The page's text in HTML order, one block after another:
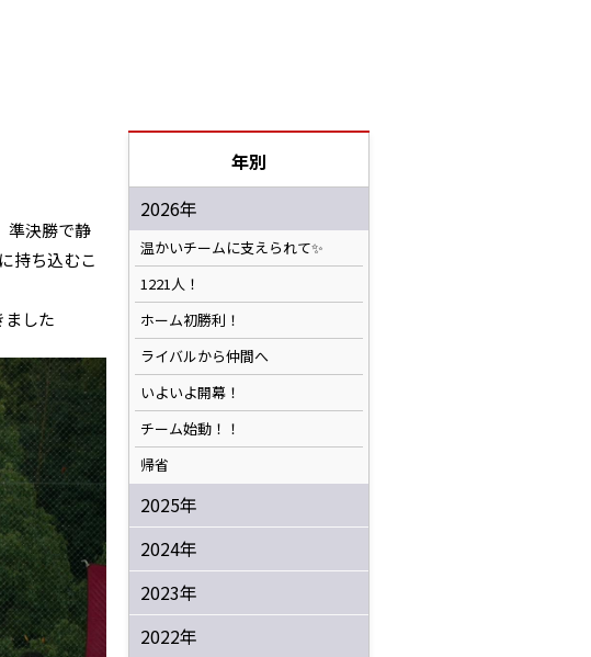
準決勝で静
持ち込むこ
ました
年別
2026年
温かいチームに支えられて✨️
1221人！
ホーム初勝利！
ライバルから仲間へ
いよいよ開幕！
チーム始動！！
帰省
2025年
2024年
2023年
2022年